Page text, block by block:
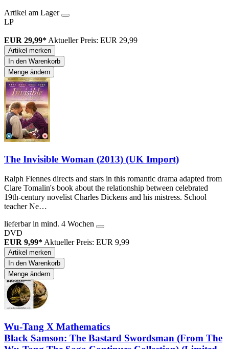
Artikel am Lager
LP
EUR 29,99* Aktueller Preis: EUR 29,99
Artikel merken
In den Warenkorb
Menge ändern
The Invisible Woman (2013) (UK Import)
Ralph Fiennes directs and stars in this romantic drama adapted from
Clare Tomalin's book about the relationship between celebrated
19th-century novelist Charles Dickens and his mistress. School
teacher Ne…
lieferbar in mind. 4 Wochen
DVD
EUR 9,99* Aktueller Preis: EUR 9,99
Artikel merken
In den Warenkorb
Menge ändern
Wu-Tang X Mathematics
Black Samson: The Bastard Swordsman (From The